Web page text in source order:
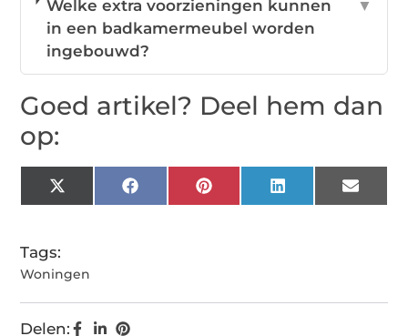
Welke extra voorzieningen kunnen
in een badkamermeubel worden
ingebouwd?
▼
Goed artikel? Deel hem dan
op:
X
(Twitter)
FacebookPinterestLinkedIn Email
Tags:
Woningen
Delen: